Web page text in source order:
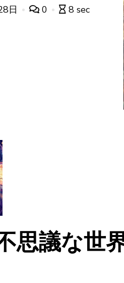
日 0
8 sec
思議な世